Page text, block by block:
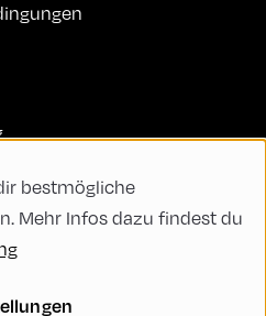
bestmögliche
Mehr Infos dazu findest du